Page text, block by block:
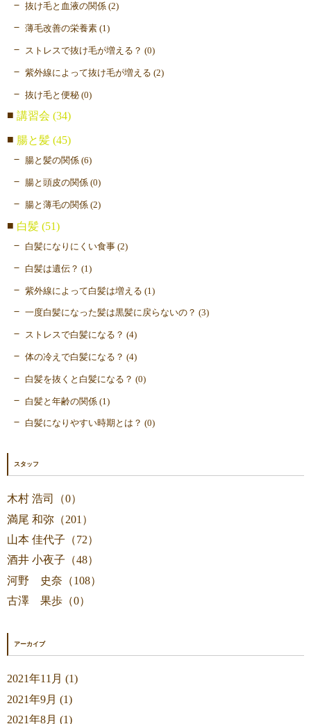
抜け毛と血液の関係 (2)
薄毛改善の栄養素 (1)
ストレスで抜け毛が増える？ (0)
紫外線によって抜け毛が増える (2)
抜け毛と便秘 (0)
講習会 (34)
腸と髪 (45)
腸と髪の関係 (6)
腸と頭皮の関係 (0)
腸と薄毛の関係 (2)
白髪 (51)
白髪になりにくい食事 (2)
白髪は遺伝？ (1)
紫外線によって白髪は増える (1)
一度白髪になった髪は黒髪に戻らないの？ (3)
ストレスで白髪になる？ (4)
体の冷えで白髪になる？ (4)
白髪を抜くと白髪になる？ (0)
白髪と年齢の関係 (1)
白髪になりやすい時期とは？ (0)
スタッフ
木村 浩司（0）
満尾 和弥（201）
山本 佳代子（72）
酒井 小夜子（48）
河野 史奈（108）
古澤 果歩（0）
アーカイブ
2021年11月 (1)
2021年9月 (1)
2021年8月 (1)